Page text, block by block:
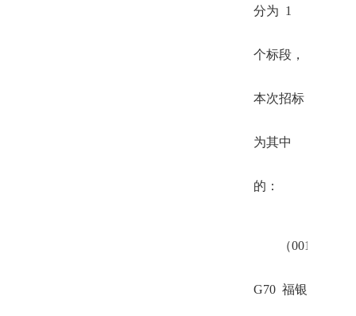
分为 1
个标段，
本次招标
为其中
的：
（001）
G70 福银